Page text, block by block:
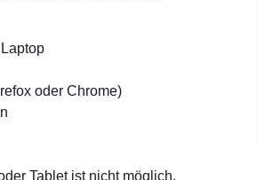
oder Chrome)
Tablet ist nicht möglich.